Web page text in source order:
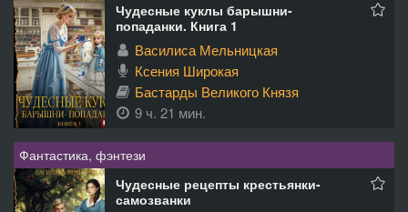
Чудесные куклы барышни-
попаданки. Книга 1
Василиса Мельницкая
Ксения Широкая
Бастарды Великого Князя
9 ч. 21 мин.
Фантастика, фэнтези
Чудесные рецепты крестьянки-
самозванки